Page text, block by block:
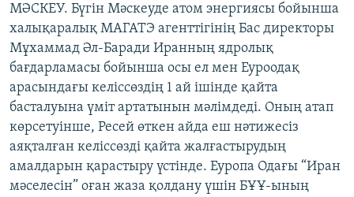
АРНАЙЫ ЖОБАЛАР
Русский
ЖАЗЫЛЫҢЫЗ
Басқа тілдерде
МӘСКЕУ. Бүгін Мәскеуде атом энергиясы бойынша
халықаралық МАГАТЭ агенттігінің Бас директоры
Мұхаммад Әл-Баради Иранның ядролық
бағдарламасы бойынша осы ел мен Еуроодақ
арасындағы келіссөздің 1 ай ішінде қайта
басталуына үміт артатынын мәлімдеді. Оның атап
көрсетуінше, Ресей өткен айда еш нәтижесіз
аяқталған келіссөзді қайта жалғастырудың
амалдарын қарастыру үстінде. Еуропа Одағы “Иран
мәселесін” оған жаза қолдану үшін БҰҰ-ының